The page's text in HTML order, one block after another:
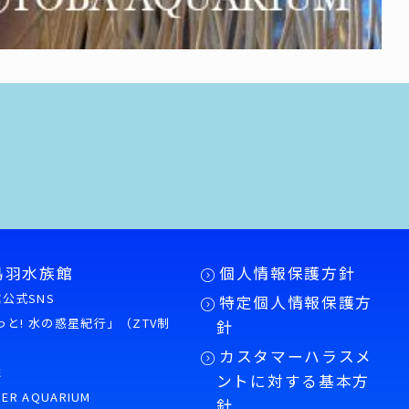
水族館
式SNS
と! 水の惑星紀行」（ZTV制
AQUARIUM
個人情報保護方針
特定個人情報保護方
針
カスタマーハラスメ
ントに対する基本方